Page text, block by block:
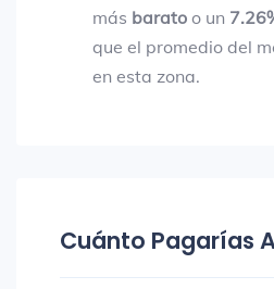
más barato o un
que el promedio del
en esta zona.
Cuánto Pagarías